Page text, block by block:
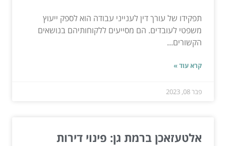
תפקידו של עורך דין לענייני עבודה הוא לספק ייעוץ
משפטי לעובדים. הם מסייעים ללקוחותיהם בנושאים
הקשורים...
קרא עוד »
פבר 08, 2023
אלטעזאכן ברמת גן: פינוי דירות